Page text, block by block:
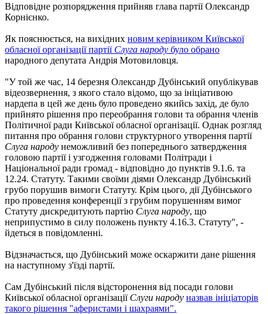
Відповідне розпорядження прийняв глава партії Олександр
Корнієнко.
Як пояснюється, на вихідних новим керівником Київської
обласної організації партіїСлуга народу було обрано
народного депутата Андрія Мотовиловця.
"У той же час, 14 березня Олександр Дубінський опублікував
відеозвернення, з якого стало відомо, що за ініціативою
нардепа в цей же день було проведено якийсь захід, де було
прийнято рішення про переобрання голови та обрання членів
Політичної ради Київської обласної організації. Однак розгляд
питання про обрання голови структурного утворення партії
Слуга народу неможливий без попереднього затвердження
головою партії і узгодження головами Політради і
Національної ради громад - відповідно до пунктів 9.1.6. та
12.24. Статуту. Такими своїми діями Олександр Дубінський
грубо порушив вимоги Статуту. Крім цього, дії Дубінського
про проведення конференції з грубим порушенням вимог
Статуту дискредитують партію Слуга народу, що
неприпустимо в силу положень пункту 4.16.3. Статуту", -
йдеться в повідомленні.
Відзначається, що Дубінський може оскаржити дане рішення
на наступному з'їзді партії.
Сам Дубінський після відсторонення від посади голови
Київської обласної організаціїСлуги народу назвав ініціаторів
такого рішення "аферистами і шахраями".